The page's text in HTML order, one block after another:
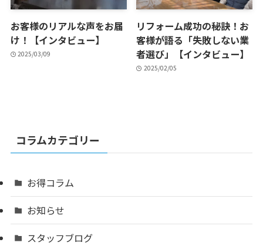
お客様のリアルな声をお届
け！【インタビュー】
2025/03/09
リフォーム成功の秘訣！お
客様が語る「失敗しない業
者選び」【インタビュー】
2025/02/05
コラムカテゴリー
お得コラム
お知らせ
スタッフブログ